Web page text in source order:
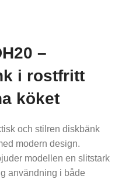
–
i rostfritt
köket
och stilren diskbänk
modern design.
modellen en slitstark
användning i både